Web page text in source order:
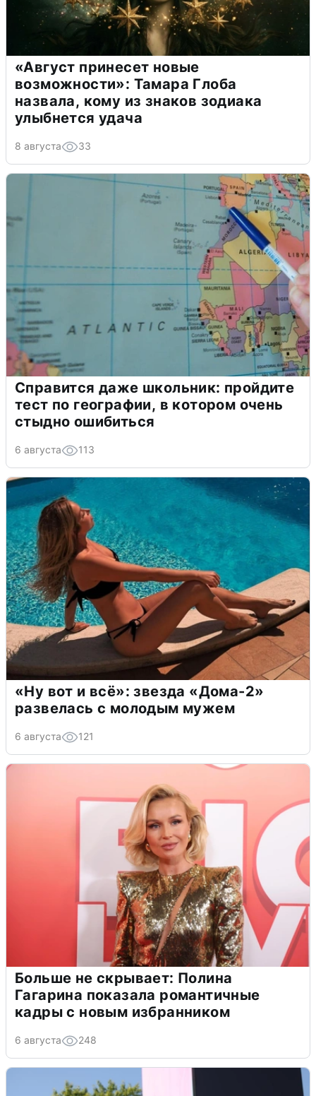
«Август принесет новые
возможности»: Тамара Глоба
назвала, кому из знаков зодиака
улыбнется удача
8 августа 33
Справится даже школьник: пройдите
тест по географии, в котором очень
стыдно ошибиться
6 августа 113
«Ну вот и всё»: звезда «Дома-2»
развелась с молодым мужем
6 августа 121
Больше не скрывает: Полина
Гагарина показала романтичные
кадры с новым избранником
6 августа 248